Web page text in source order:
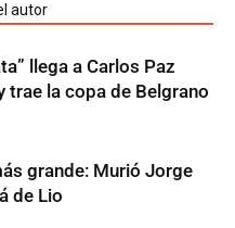
autor
llega a Carlos Paz
trae la copa de Belgrano
grande: Murió Jorge
de Lio